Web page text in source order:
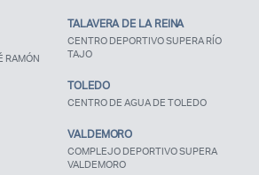
RAMÓN
TALAVERA DE LA REINA
CENTRO DEPORTIVO SUPERA RÍO
TAJO
TOLEDO
CENTRO DE AGUA DE TOLEDO
VALDEMORO
COMPLEJO DEPORTIVO SUPERA
VALDEMORO